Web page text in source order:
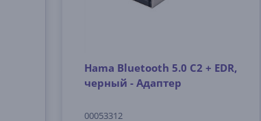
Hama Bluetooth 5.0 C2 + EDR,
черный - Адаптер
00053312